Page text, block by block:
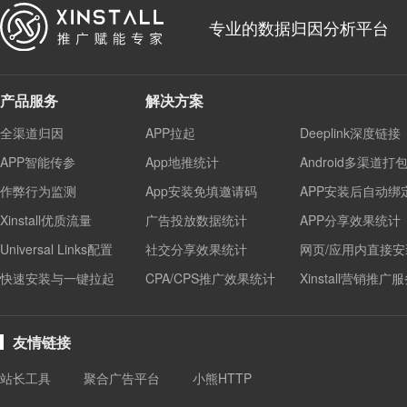
专业的数据归因分析平台
产品服务
全渠道归因
APP智能传参
作弊行为监测
Xinstall优质流量
Universal Links配置
快速安装与一键拉起
解决方案
APP拉起
Deeplink深度链接
App地推统计
Android多渠道打包
App安装免填邀请码
APP安装后自动绑
广告投放数据统计
APP分享效果统计
社交分享效果统计
网页/应用内直接
CPA/CPS推广效果统计
Xinstall营销推广
友情链接
站长工具 聚合广告平台 小熊HTTP